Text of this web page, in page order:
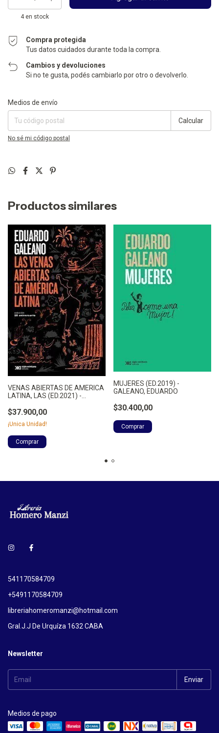
4en stock
Compra protegida
Tus datos cuidados durante toda la compra.
Cambios y devoluciones
Si no te gusta, podés cambiarlo por otro o devolverlo.
Entregas para el CP:
Medios de envío
Calcular
No sé mi código postal
Productos similares
VENAS ABIERTAS DE AMERICA
LATINA, LAS (ED.2021) -
$37.900,00
¡Unica Unidad!
MUJERES (ED.2019) -
GALEANO, EDUARDO
$30.400,00
541170584709
+5491170584709
libreriahomeromanzi@hotmail.com
Gral.J.J De Urquíza 1632 CABA
Newsletter
Medios de pago